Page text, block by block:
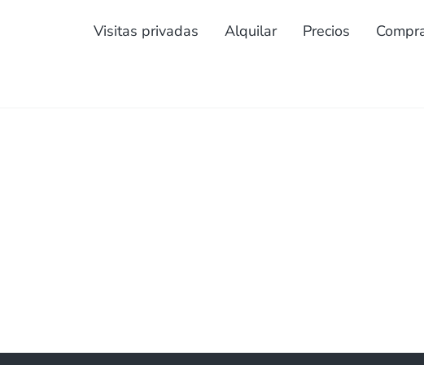
Visitas privadas Alquilar Precios